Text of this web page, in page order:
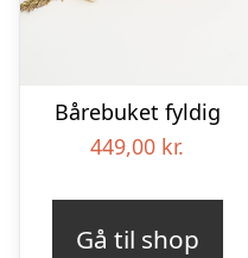
Bårebuket fyldig
449,00 kr.
Gå til shop